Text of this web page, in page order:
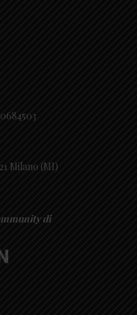
Milano (MI)
di